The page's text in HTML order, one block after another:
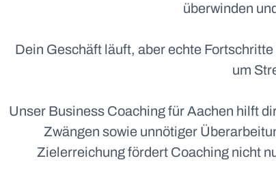
überwinden
Dein Geschäft läuft, aber echte
um
Unser Business Coaching für Aachen hilft
Zwängen sowie unnötiger
Zielerreichung fördert Coaching nicht